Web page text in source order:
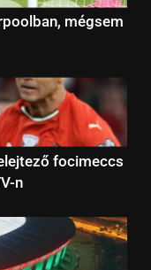
mégsem
focimeccs
n